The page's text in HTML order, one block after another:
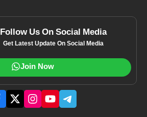
Follow Us On Social Media
Get Latest Update On Social Media
Join Now